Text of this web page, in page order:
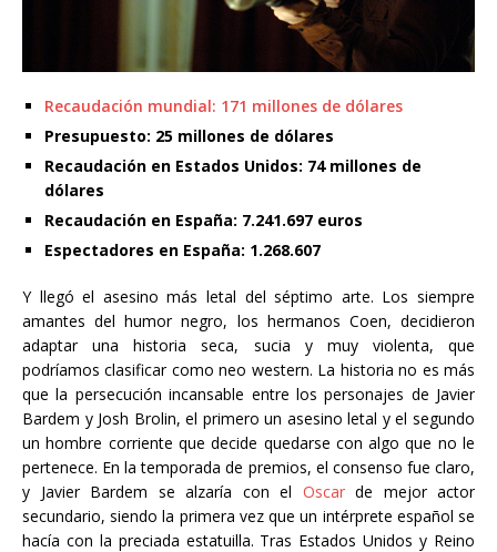
Recaudación mundial: 171 millones de dólares
Presupuesto: 25 millones de dólares
Recaudación en Estados Unidos: 74 millones de
dólares
Recaudación en España: 7.241.697 euros
Espectadores en España: 1.268.607
Y llegó el asesino más letal del séptimo arte. Los siempre
amantes del humor negro, los hermanos Coen, decidieron
adaptar una historia seca, sucia y muy violenta, que
podríamos clasificar como neo western. La historia no es más
que la persecución incansable entre los personajes de Javier
Bardem y Josh Brolin, el primero un asesino letal y el segundo
un hombre corriente que decide quedarse con algo que no le
pertenece. En la temporada de premios, el consenso fue claro,
y Javier Bardem se alzaría con el Oscarde mejor actor
secundario, siendo la primera vez que un intérprete español se
hacía con la preciada estatuilla. Tras Estados Unidos y Reino